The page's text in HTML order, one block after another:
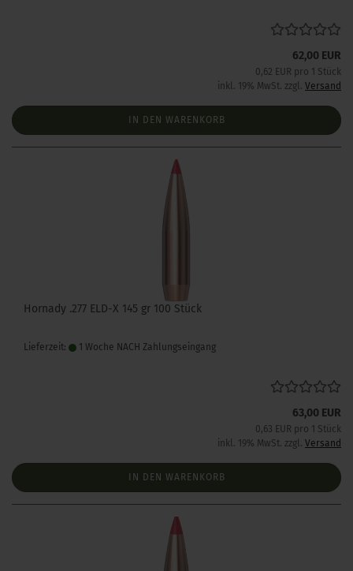
62,00 EUR
0,62 EUR pro 1 Stück
inkl. 19% MwSt. zzgl. Versand
IN DEN WARENKORB
Hornady .277 ELD-X 145 gr 100 Stück
Lieferzeit: 1 Woche NACH Zahlungseingang
63,00 EUR
0,63 EUR pro 1 Stück
inkl. 19% MwSt. zzgl. Versand
IN DEN WARENKORB